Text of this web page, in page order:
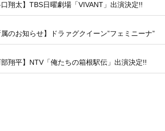
翔太】TBS日曜劇場「VIVANT」出演決定!!
のお知らせ】ドラァグクイーン”フェミニーナ”
翔平】NTV「俺たちの箱根駅伝」出演決定!!